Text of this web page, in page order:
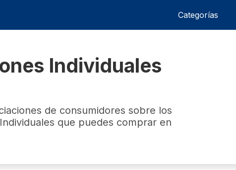
Categorías
Individuales
de consumidores sobre los
que puedes comprar en